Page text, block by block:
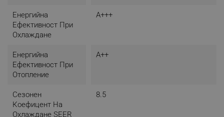
Енергийна
Ефективност При
Охлаждане
A+++
Енергийна
Ефективност При
Отопление
A++
Сезонен
Коефицент На
Охлаждане SEER
8.5